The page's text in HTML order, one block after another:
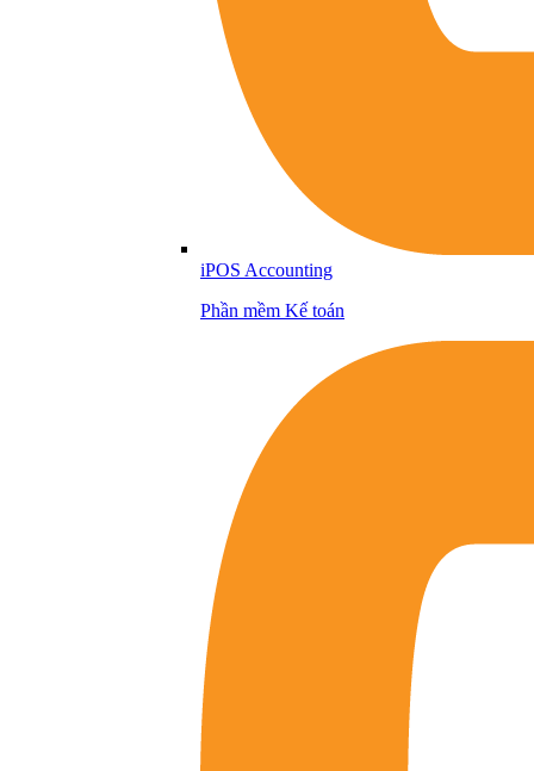
iPOS Accounting
Phần mềm Kế toán